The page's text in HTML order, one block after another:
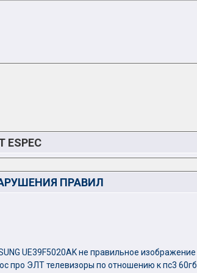
ПРАВИЛ
UE39F5020AK не правильное изображение
про ЭЛТ телевизоры по отношению к пс3 60гб